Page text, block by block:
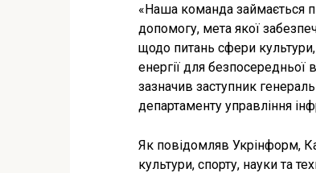
«Наша команда займається
допомогу, мета якої
щодо питань сфери
енергії для безпосередньої
зазначив заступник
департаменту управління
Як повідомляв Укрінформ,
культури, спорту, науки та